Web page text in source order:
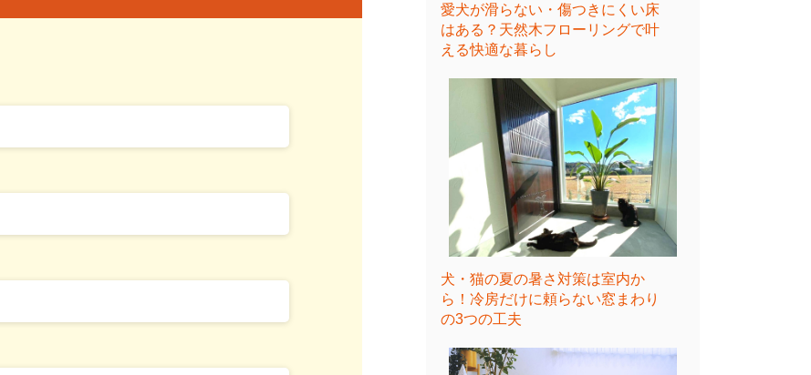
愛犬が滑らない・傷つきにくい床
はある？天然木フローリングで叶
える快適な暮らし
犬・猫の夏の暑さ対策は室内か
ら！冷房だけに頼らない窓まわり
の3つの工夫